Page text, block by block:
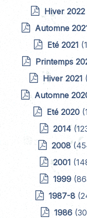
Hiver 2022
Automne
Eté 2021
Printemps
Hiver 2021
Automne
Eté 2020
2014
2008
2001
1999
1987-8
1986